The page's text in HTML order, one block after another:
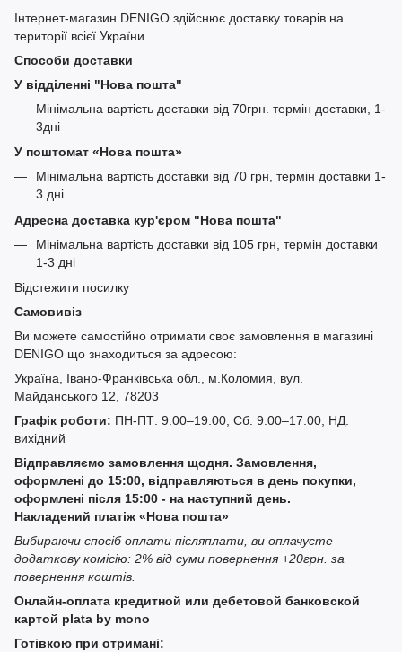
Інтернет-магазин DENIGO здійснює доставку товарів на
території всієї України.
Способи доставки
У відділенні "Нова пошта"
Мінімальна вартість доставки від 70грн. термін доставки, 1-
3дні
У поштомат «Нова пошта»
Мінімальна вартість доставки від 70 грн, термін доставки 1-
3 дні
Адресна доставка кур'єром "Нова пошта"
Мінімальна вартість доставки від 105 грн, термін доставки
1-3 дні
Відстежити посилку
Самовивіз
Ви можете самостійно отримати своє замовлення в магазині
DENIGO що знаходиться за адресою:
Україна, Івано-Франківська обл., м.Коломия, вул.
Майданського 12, 78203
Графік роботи: ПН-ПТ: 9:00–19:00, Сб: 9:00–17:00, НД:
вихідний
Відправляємо замовлення щодня. Замовлення,
оформлені до 15:00, відправляються в день покупки,
оформлені після 15:00 - на наступний день.
Накладений платіж «Нова пошта»
Вибираючи спосіб оплати післяплати, ви оплачуєте
додаткову комісію: 2% від суми повернення +20грн. за
повернення коштів.
Онлайн-оплата кредитной или дебетовой банковской
картой plata by mono
Готівкою при отримані: